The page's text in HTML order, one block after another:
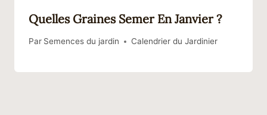
Quelles Graines Semer En Janvier ?
Par Semences du jardin Calendrier du Jardinier